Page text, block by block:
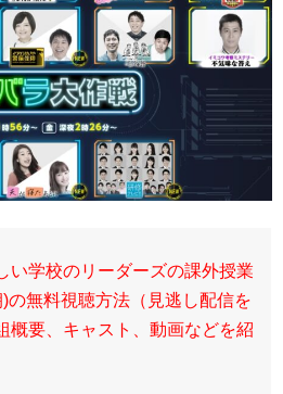
い学校のリーダーズの課外授業
の無料視聴方法（見逃し配信を
概要、キャスト、動画などを紹